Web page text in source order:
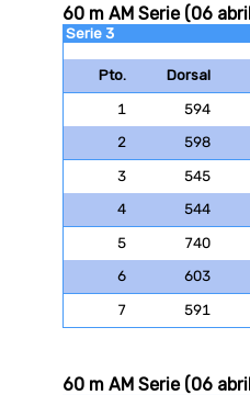
Serie 3
Pto. Dorsal
1
594
2
598
3
545
4
544
5
740
6
603
7
591
60 m AM Serie (06
60 m AM Serie (06